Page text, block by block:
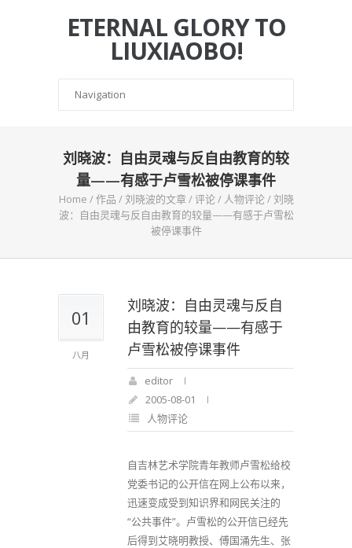
ETERNAL GLORY TO
LIUXIAOBO!
刘晓波：自由灵魂与反自由教育的较
量——有感于卢雪松被停课事件
Home /作品 /刘晓波的文章/评论/ 人物评论/刘晓
波：自由灵魂与反自由教育的较量——有感于卢雪松
被停课事件
01
八月
刘晓波：自由灵魂与反自
由教育的较量——有感于
卢雪松被停课事件
editor
2005-08-01
人物评论
自吉林艺术学院青年教师卢雪松给校
党委书记的公开信在网上公布以来，
迅速变成受到知识界和网民关注的
“公共事件”。卢雪松的公开信已经先
后得到艾晓明教授、傅国涌先生、张